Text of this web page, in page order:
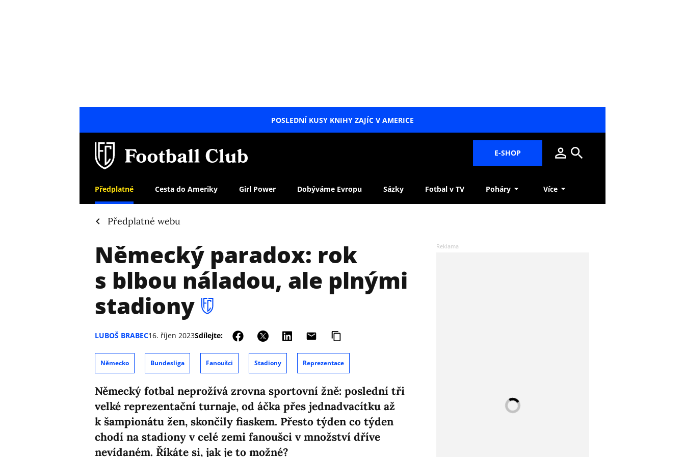
POSLEDNÍ KUSY KNIHY ZAJÍC V AMERICE
E-SHOP
Předplatné Cesta do Ameriky Girl Power Dobýváme Evropu Sázky Fotbal v TV Poháry Více
Předplatné webu
Německý paradox: rok
s blbou náladou, ale plnými
stadiony
LUBOŠ BRABEC16. říjen 2023Sdílejte:
Německo Bundesliga Fanoušci Stadiony Reprezentace
Německý fotbal neprožívá zrovna sportovní žně: poslední tři
velké reprezentační turnaje, od áčka přes jednadvacítku až
k šampionátu žen, skončily fiaskem. Přesto týden co týden
chodí na stadiony v celé zemi fanoušci v množství dříve
nevídaném. Říkáte si, jak je to možné?